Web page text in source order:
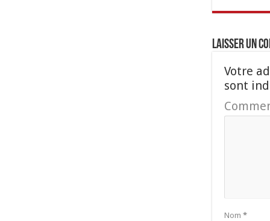
Laisser un
Votre
sont
Nom *